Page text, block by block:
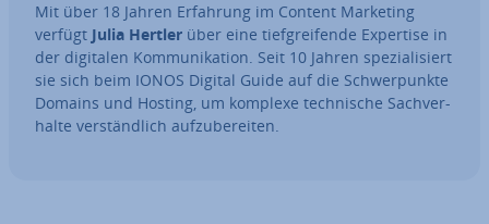
Mit über 18 Jahren Erfahrung im Content Marketing
verfügt Julia Hertler über eine tief­grei­fen­de Expertise in
der digitalen Kom­mu­ni­ka­ti­on. Seit 10 Jahren spe­zia­li­siert
sie sich beim IONOS Digital Guide auf die Schwer­punk­te
Domains und Hosting, um komplexe tech­ni­sche Sach­ver­
hal­te ver­ständ­lich auf­zu­be­rei­ten.